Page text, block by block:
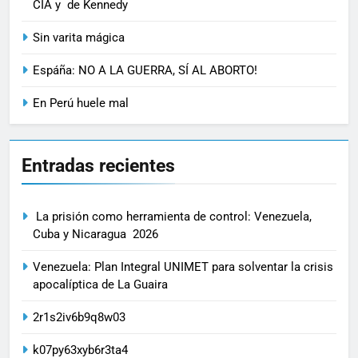
CIA y de Kennedy
Sin varita mágica
Espáña: NO A LA GUERRA, SÍ AL ABORTO!
En Perú huele mal
Entradas recientes
La prisión como herramienta de control: Venezuela,
Cuba y Nicaragua 2026
Venezuela: Plan Integral UNIMET para solventar la crisis
apocalíptica de La Guaira
2r1s2iv6b9q8w03
k07py63xyb6r3ta4